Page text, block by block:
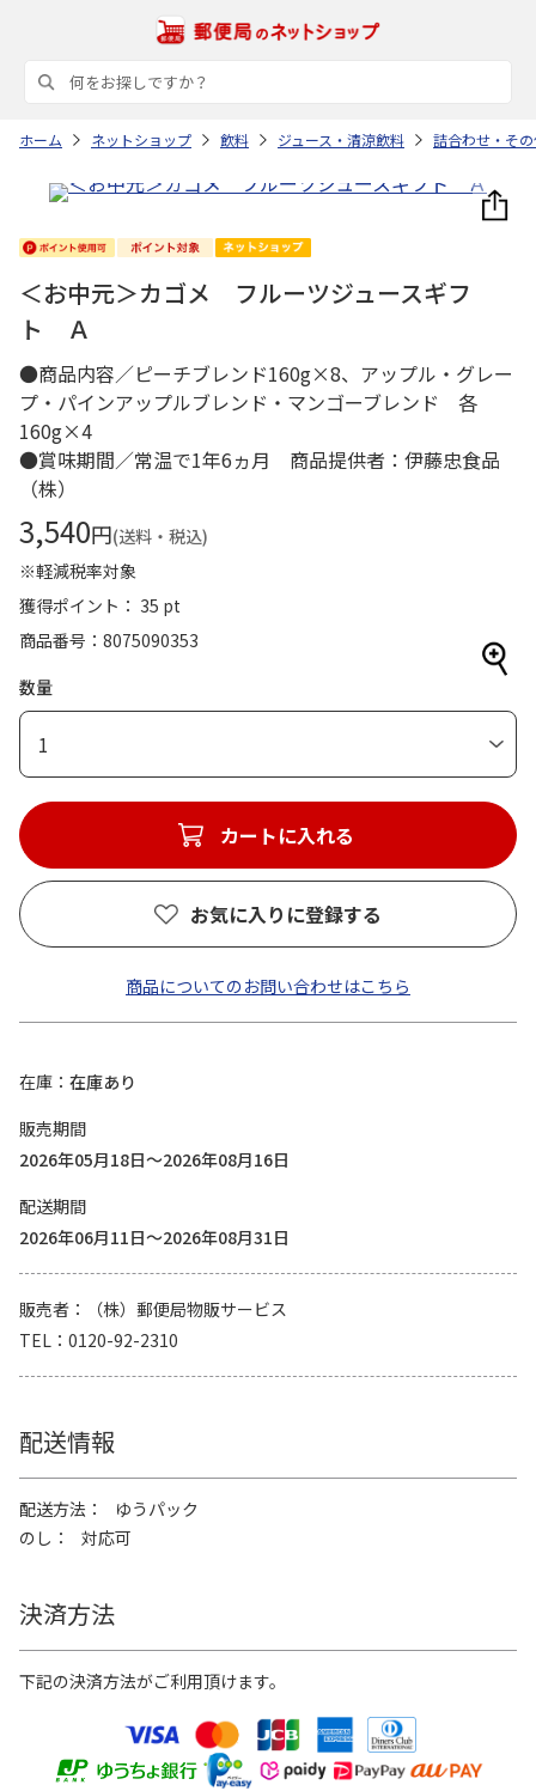
ホーム ネットショップ 飲料 ジュース・清涼飲料 詰合わせ・そ
＜お中元＞カゴメ フルーツジュースギフ
ト Ａ
●商品内容／ピーチブレンド160g×8、アップル・グレー
プ・パインアップルブレンド・マンゴーブレンド 各
160g×4
●賞味期間／常温で1年6ヵ月 商品提供者：伊藤忠食品
（株）
3,540円(送料・税込)
※軽減税率対象
獲得ポイント： 35 pt
商品番号
8075090353
数量
1
カートに入れる
お気に入りに登録する
商品についてのお問い合わせはこちら
在庫
在庫あり
販売期間
2026年05月18日～2026年08月16日
配送期間
2026年06月11日～2026年08月31日
販売者
（株）郵便局物販サービス
TEL
0120-92-2310
配送情報
配送方法
ゆうパック
のし
対応可
決済方法
下記の決済方法がご利用頂けます。